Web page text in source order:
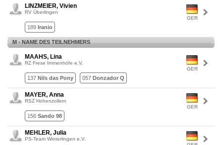
GER
LINZMEIER, Vivien
RV Überlingen
189 Iranio
M - NAME DES TEILNEHMERS
GER
MAAHS, Lina
RZ Frese Immenhöfe e.V.
137 Nils das Pony 057 Donzador Q
GER
MAYER, Anna
RSZ Hohenzollern
156 Sando 98
MEHLER, Julia
PS-Team Winterlingen e.V.